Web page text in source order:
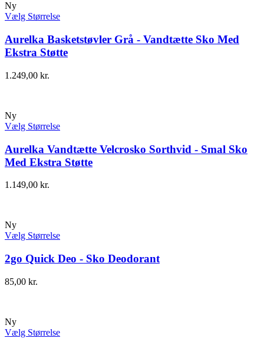
Ny
Vælg Størrelse
Aurelka Basketstøvler Grå - Vandtætte Sko Med
Ekstra Støtte
1.249,00 kr.
Ny
Vælg Størrelse
Aurelka Vandtætte Velcrosko Sorthvid - Smal Sko
Med Ekstra Støtte
1.149,00 kr.
Ny
Vælg Størrelse
2go Quick Deo - Sko Deodorant
85,00 kr.
Ny
Vælg Størrelse